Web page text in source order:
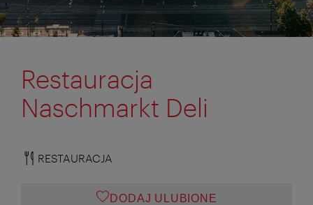
Restauracja
Naschmarkt Deli
RESTAURACJA
DODAJ ULUBIONE